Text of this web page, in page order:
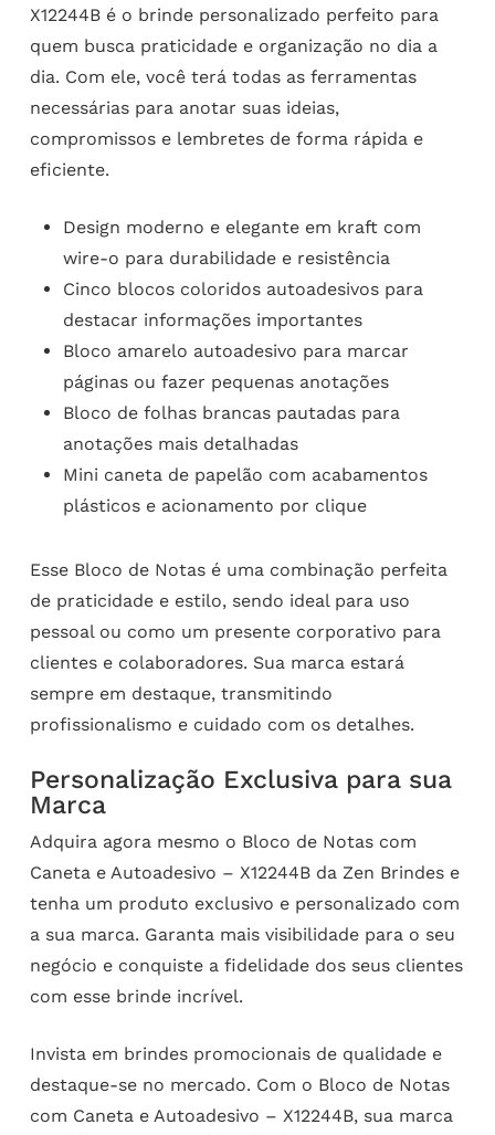
X12244B é o brinde personalizado perfeito para
quem busca praticidade e organização no dia a
dia. Com ele, você terá todas as ferramentas
necessárias para anotar suas ideias,
compromissos e lembretes de forma rápida e
eficiente.
Design moderno e elegante em kraft com
wire-o para durabilidade e resistência
Cinco blocos coloridos autoadesivos para
destacar informações importantes
Bloco amarelo autoadesivo para marcar
páginas ou fazer pequenas anotações
Bloco de folhas brancas pautadas para
anotações mais detalhadas
Mini caneta de papelão com acabamentos
plásticos e acionamento por clique
Esse Bloco de Notas é uma combinação perfeita
de praticidade e estilo, sendo ideal para uso
pessoal ou como um presente corporativo para
clientes e colaboradores. Sua marca estará
sempre em destaque, transmitindo
profissionalismo e cuidado com os detalhes.
Personalização Exclusiva para sua
Marca
Adquira agora mesmo o Bloco de Notas com
Caneta e Autoadesivo – X12244B da Zen Brindes e
tenha um produto exclusivo e personalizado com
a sua marca. Garanta mais visibilidade para o seu
negócio e conquiste a fidelidade dos seus clientes
com esse brinde incrível.
Invista em brindes promocionais de qualidade e
destaque-se no mercado. Com o Bloco de Notas
com Caneta e Autoadesivo – X12244B, sua marca